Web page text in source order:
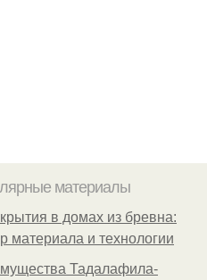
материалы
в домах из бревна:
материала и технологии
Тадалафила-